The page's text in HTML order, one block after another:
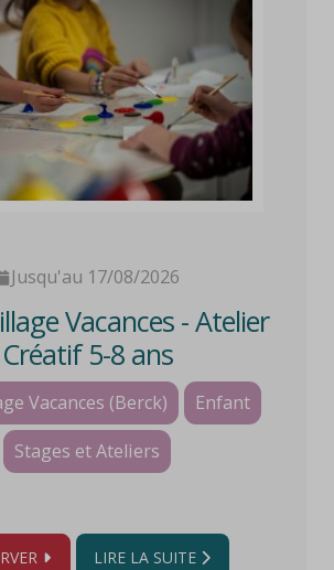
Jusqu'au 17/08/2026
Vacances - Atelier
Créatif 5-8 ans
Vacances (Berck)
Enfant
Stages et Ateliers
LIRE LA SUITE